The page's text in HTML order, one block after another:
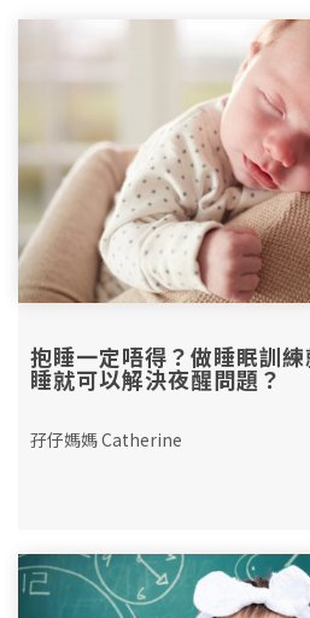
抱睡一定唔得？做睡眠訓
睡就可以解決夜醒問題？
孖仔媽媽 Catherine